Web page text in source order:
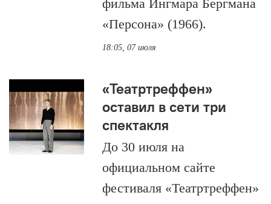
фильма Ингмара Бергмана
«Персона» (1966).
18:05, 07 июля
«Театртреффен»
оставил в сети три
спектакля
До 30 июля на
официальном сайте
фестиваля «Театртреффен»